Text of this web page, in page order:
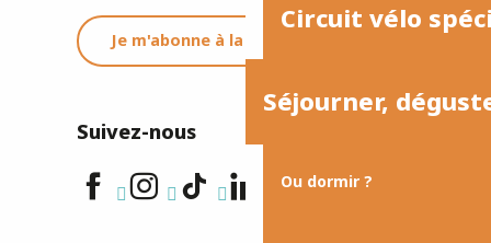
Circuit vélo
Séjourner,
Ou dormir ?
Je m'abonne à la newsletter
Suivez-nous